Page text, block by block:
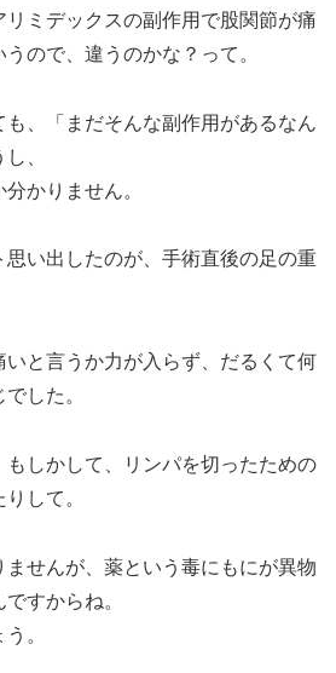
ミデックスの副作用で股関節が痛
ので、違うのかな？って。
、「まだそんな副作用があるなん
、
かりません。
思い出したのが、手術直後の足の重
いと言うか力が入らず、だるくて何
した。
しかして、リンパを切ったための
して。
せんが、薬という毒にもにが異物
すからね。
。